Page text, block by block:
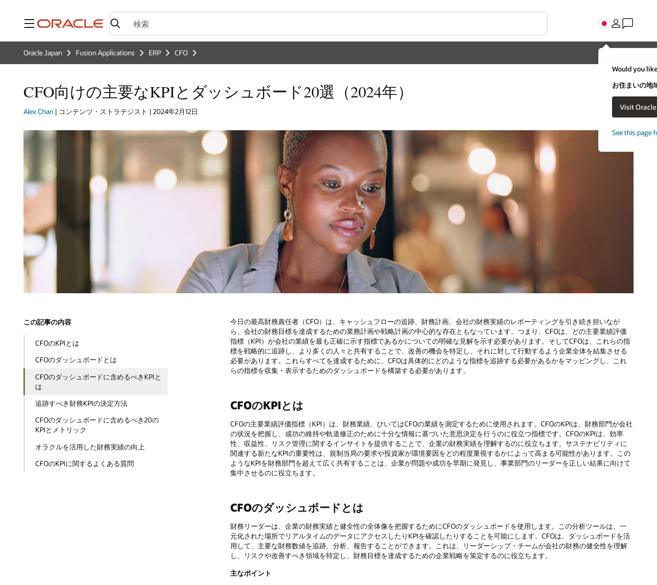
メニュー
Would you
お住まいの地
Visit
See this page
Oracle Japan Fusion Applications ERP CFO
CFO向けの主要なKPIとダッシュボード20選（2024年）
Alex Chan | コンテンツ・ストラテジスト | 2024年2月12日
この記事の内容
CFOのKPIとは
CFOのダッシュボードとは
CFOのダッシュボードに含めるべきKPIと
は
追跡すべき財務KPIの決定方法
CFOのダッシュボードに含めるべき20の
KPIとメトリック
オラクルを活用した財務実績の向上
CFOのKPIに関するよくある質問
今日の最高財務責任者（CFO）は、キャッシュフローの追跡、財務計画、会社の財務実績のレポーティングを引き続き担いなが
ら、会社の財務目標を達成するための業務計画や戦略計画の中心的な存在ともなっています。つまり、CFOは、どの主要業績評価
指標（KPI）が会社の業績を最も正確に示す指標であるかについての明確な見解を示す必要があります。そしてCFOは、これらの指
標を戦略的に追跡し、より多くの人々と共有することで、改善の機会を特定し、それに対して行動するよう企業全体を結集させる
必要があります。これらすべてを達成するために、CFOは具体的にどのような指標を追跡する必要があるかをマッピングし、これ
らの指標を収集・表示するためのダッシュボードを構築する必要があります。
CFOのKPIとは
CFOの主要業績評価指標（KPI）は、財務業績、ひいてはCFOの業績を測定するために使用されます。CFOのKPIは、財務部門が会社
の状況を把握し、成功の維持や軌道修正のために十分な情報に基づいた意思決定を行うのに役立つ指標です。CFOのKPIは、効率
性、収益性、リスク管理に関するインサイトを提供することで、企業の財務実績を理解するのに役立ちます。サステナビリティに
関連する新たなKPIの重要性は、規制当局の要求や投資家が環境要因をどの程度重視するかによって高まる可能性があります。この
ようなKPIを財務部門を超えて広く共有することは、企業が問題や成功を早期に発見し、事業部門のリーダーを正しい結果に向けて
集中させるのに役立ちます。
CFOのダッシュボードとは
財務リーダーは、企業の財務実績と健全性の全体像を把握するためにCFOのダッシュボードを使用します。この分析ツールは、一
元化された場所でリアルタイムのデータにアクセスしたりKPIを確認したりすることを可能にします。CFOは、ダッシュボードを活
用して、主要な財務数値を追跡、分析、報告することができます。これは、リーダーシップ・チームが会社の財務の健全性を理解
し、リスクや改善すべき領域を特定し、財務目標を達成するための企業戦略を策定するのに役立ちます。
主なポイント